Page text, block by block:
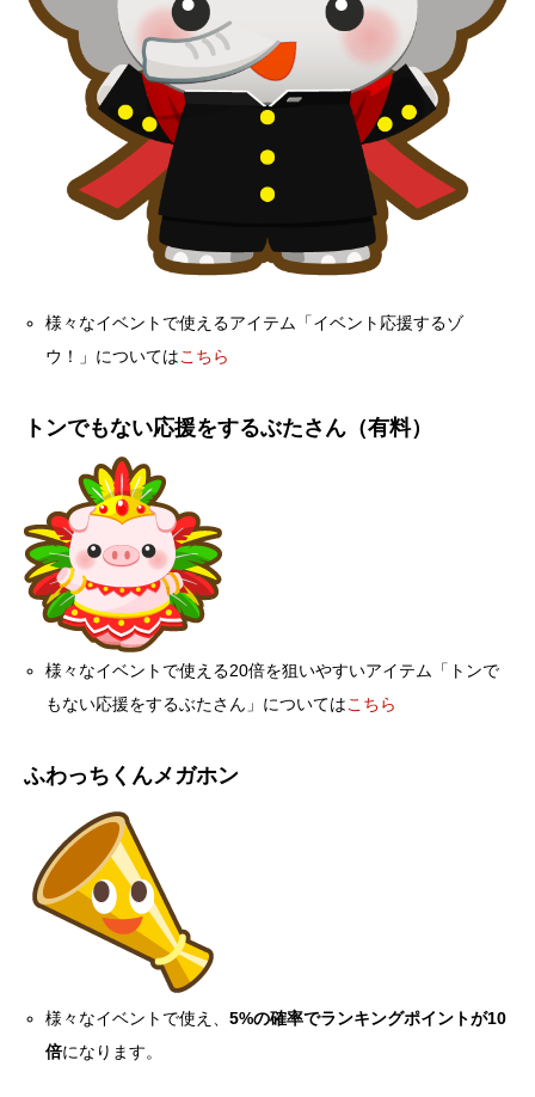
様々なイベントで使えるアイテム「イベント応援するゾ
ウ！」についてはこちら
トンでもない応援をするぶたさん（有料）
様々なイベントで使える20倍を狙いやすいアイテム「トンで
もない応援をするぶたさん」についてはこちら
ふわっちくんメガホン
様々なイベントで使え、5%の確率でランキングポイントが10
倍になります。